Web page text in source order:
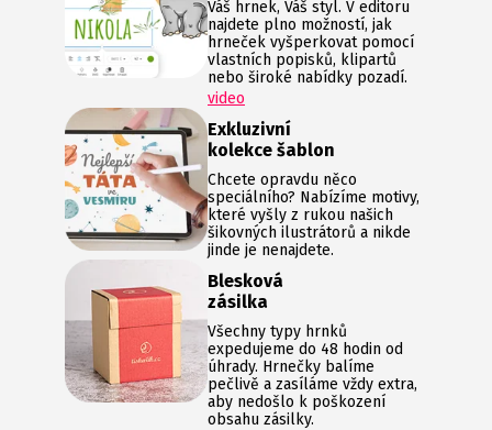
Váš hrnek, Váš styl. V editoru
najdete plno možností, jak
hrneček vyšperkovat pomocí
vlastních popisků, klipartů
nebo široké nabídky pozadí.
video
Exkluzivní
kolekce šablon
Chcete opravdu něco
speciálního? Nabízíme motivy,
které vyšly z rukou našich
šikovných ilustrátorů a nikde
jinde je nenajdete.
Blesková
zásilka
Všechny typy hrnků
expedujeme do 48 hodin od
úhrady. Hrnečky balíme
pečlivě a zasíláme vždy extra,
aby nedošlo k poškození
obsahu zásilky.